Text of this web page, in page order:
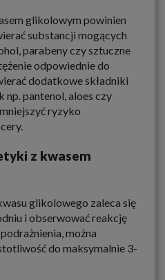
glikolowym powinien
substancji mogących
parabeny czy sztuczne
odpowiednie do
dodatkowe składniki
np. pantenol, aloes czy
ryzyko
z kwasem
glikolowego zaleca się
i obserwować reakcję
można
do maksymalnie 3-